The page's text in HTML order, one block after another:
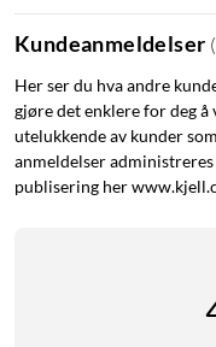
Festene monteres på
som gjør den
Spesifikasjoner
Type: Magnetfeste for
Montering: Dobbeltsidig
Plassering: Innsiden av
Kundeanmeldelser (
Her ser du hva andre
gjøre det enklere for deg
utelukkende av kunder
anmeldelser
publisering her